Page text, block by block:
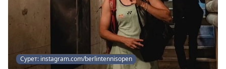
Сурет: instagram.com/berlintennisopen